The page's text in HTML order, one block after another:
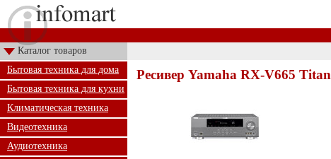
Каталог товаров
Бытовая техника для дома
Бытовая техника для кухни
Климатическая техника
Видеотехника
Аудиотехника
Ресивер Yamaha RX-V665 Titan